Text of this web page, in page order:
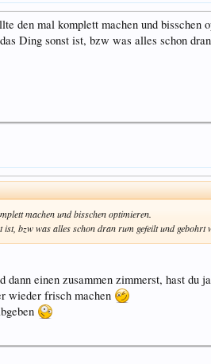
den mal komplett machen und bisschen
Ding sonst ist, bzw was alles schon
machen und bisschen optimieren.
bzw was alles schon dran rum gefeilt und gebohrt
einen zusammen zimmerst, hast du
wieder frisch machen